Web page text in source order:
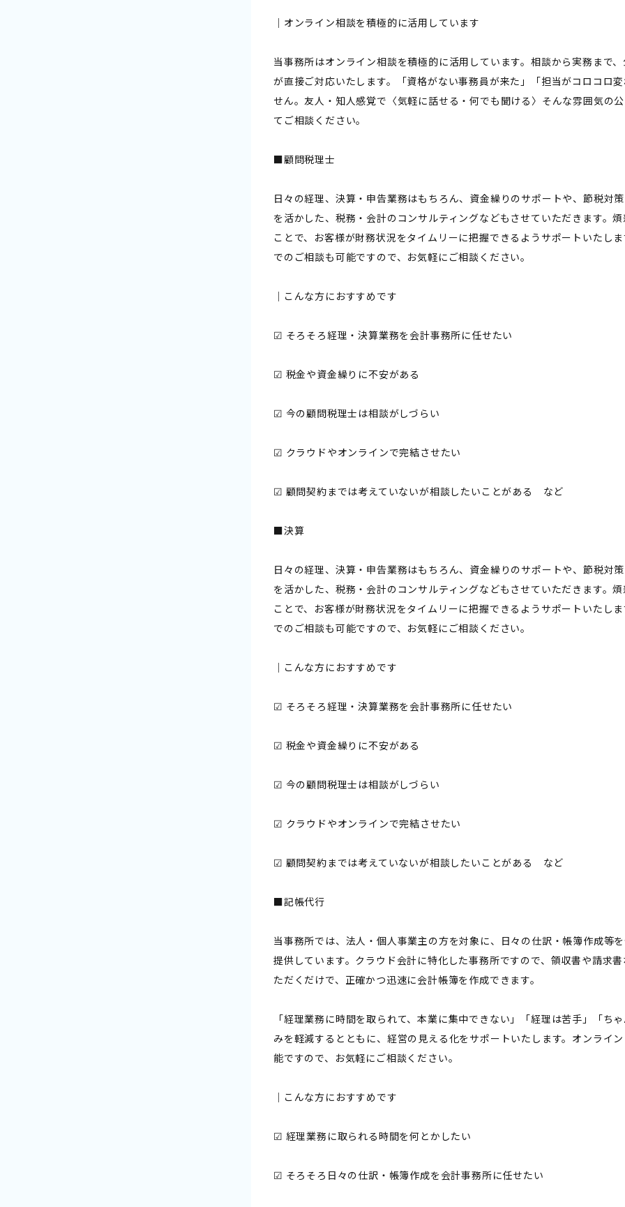
｜オンライン相談を積極的に活用しています
当事務所はオンライン相談を積極的に活用しています。相談から実務まで
が直接ご対応いたします。「資格がない事務員が来た」「担当がコロコロ
せん。友人・知人感覚で〈気軽に話せる・何でも聞ける〉そんな雰囲気の
てご相談ください。
■顧問税理士
日々の経理、決算・申告業務はもちろん、資金繰りのサポートや、節税対
を活かした、税務・会計のコンサルティングなどもさせていただきます。
ことで、お客様が財務状況をタイムリーに把握できるようサポートいたし
でのご相談も可能ですので、お気軽にご相談ください。
｜こんな方におすすめです
☑ そろそろ経理・決算業務を会計事務所に任せたい
☑ 税金や資金繰りに不安がある
☑ 今の顧問税理士は相談がしづらい
☑ クラウドやオンラインで完結させたい
☑ 顧問契約までは考えていないが相談したいことがある など
■決算
日々の経理、決算・申告業務はもちろん、資金繰りのサポートや、節税対
を活かした、税務・会計のコンサルティングなどもさせていただきます。
ことで、お客様が財務状況をタイムリーに把握できるようサポートいたし
でのご相談も可能ですので、お気軽にご相談ください。
｜こんな方におすすめです
☑ そろそろ経理・決算業務を会計事務所に任せたい
☑ 税金や資金繰りに不安がある
☑ 今の顧問税理士は相談がしづらい
☑ クラウドやオンラインで完結させたい
☑ 顧問契約までは考えていないが相談したいことがある など
■記帳代行
当事務所では、法人・個人事業主の方を対象に、日々の仕訳・帳簿作成等
提供しています。クラウド会計に特化した事務所ですので、領収書や請求
ただくだけで、正確かつ迅速に会計帳簿を作成できます。
「経理業務に時間を取られて、本業に集中できない」「経理は苦手」「ち
みを軽減するとともに、経営の見える化をサポートいたします。オンライ
能ですので、お気軽にご相談ください。
｜こんな方におすすめです
☑ 経理業務に取られる時間を何とかしたい
☑ そろそろ日々の仕訳・帳簿作成を会計事務所に任せたい